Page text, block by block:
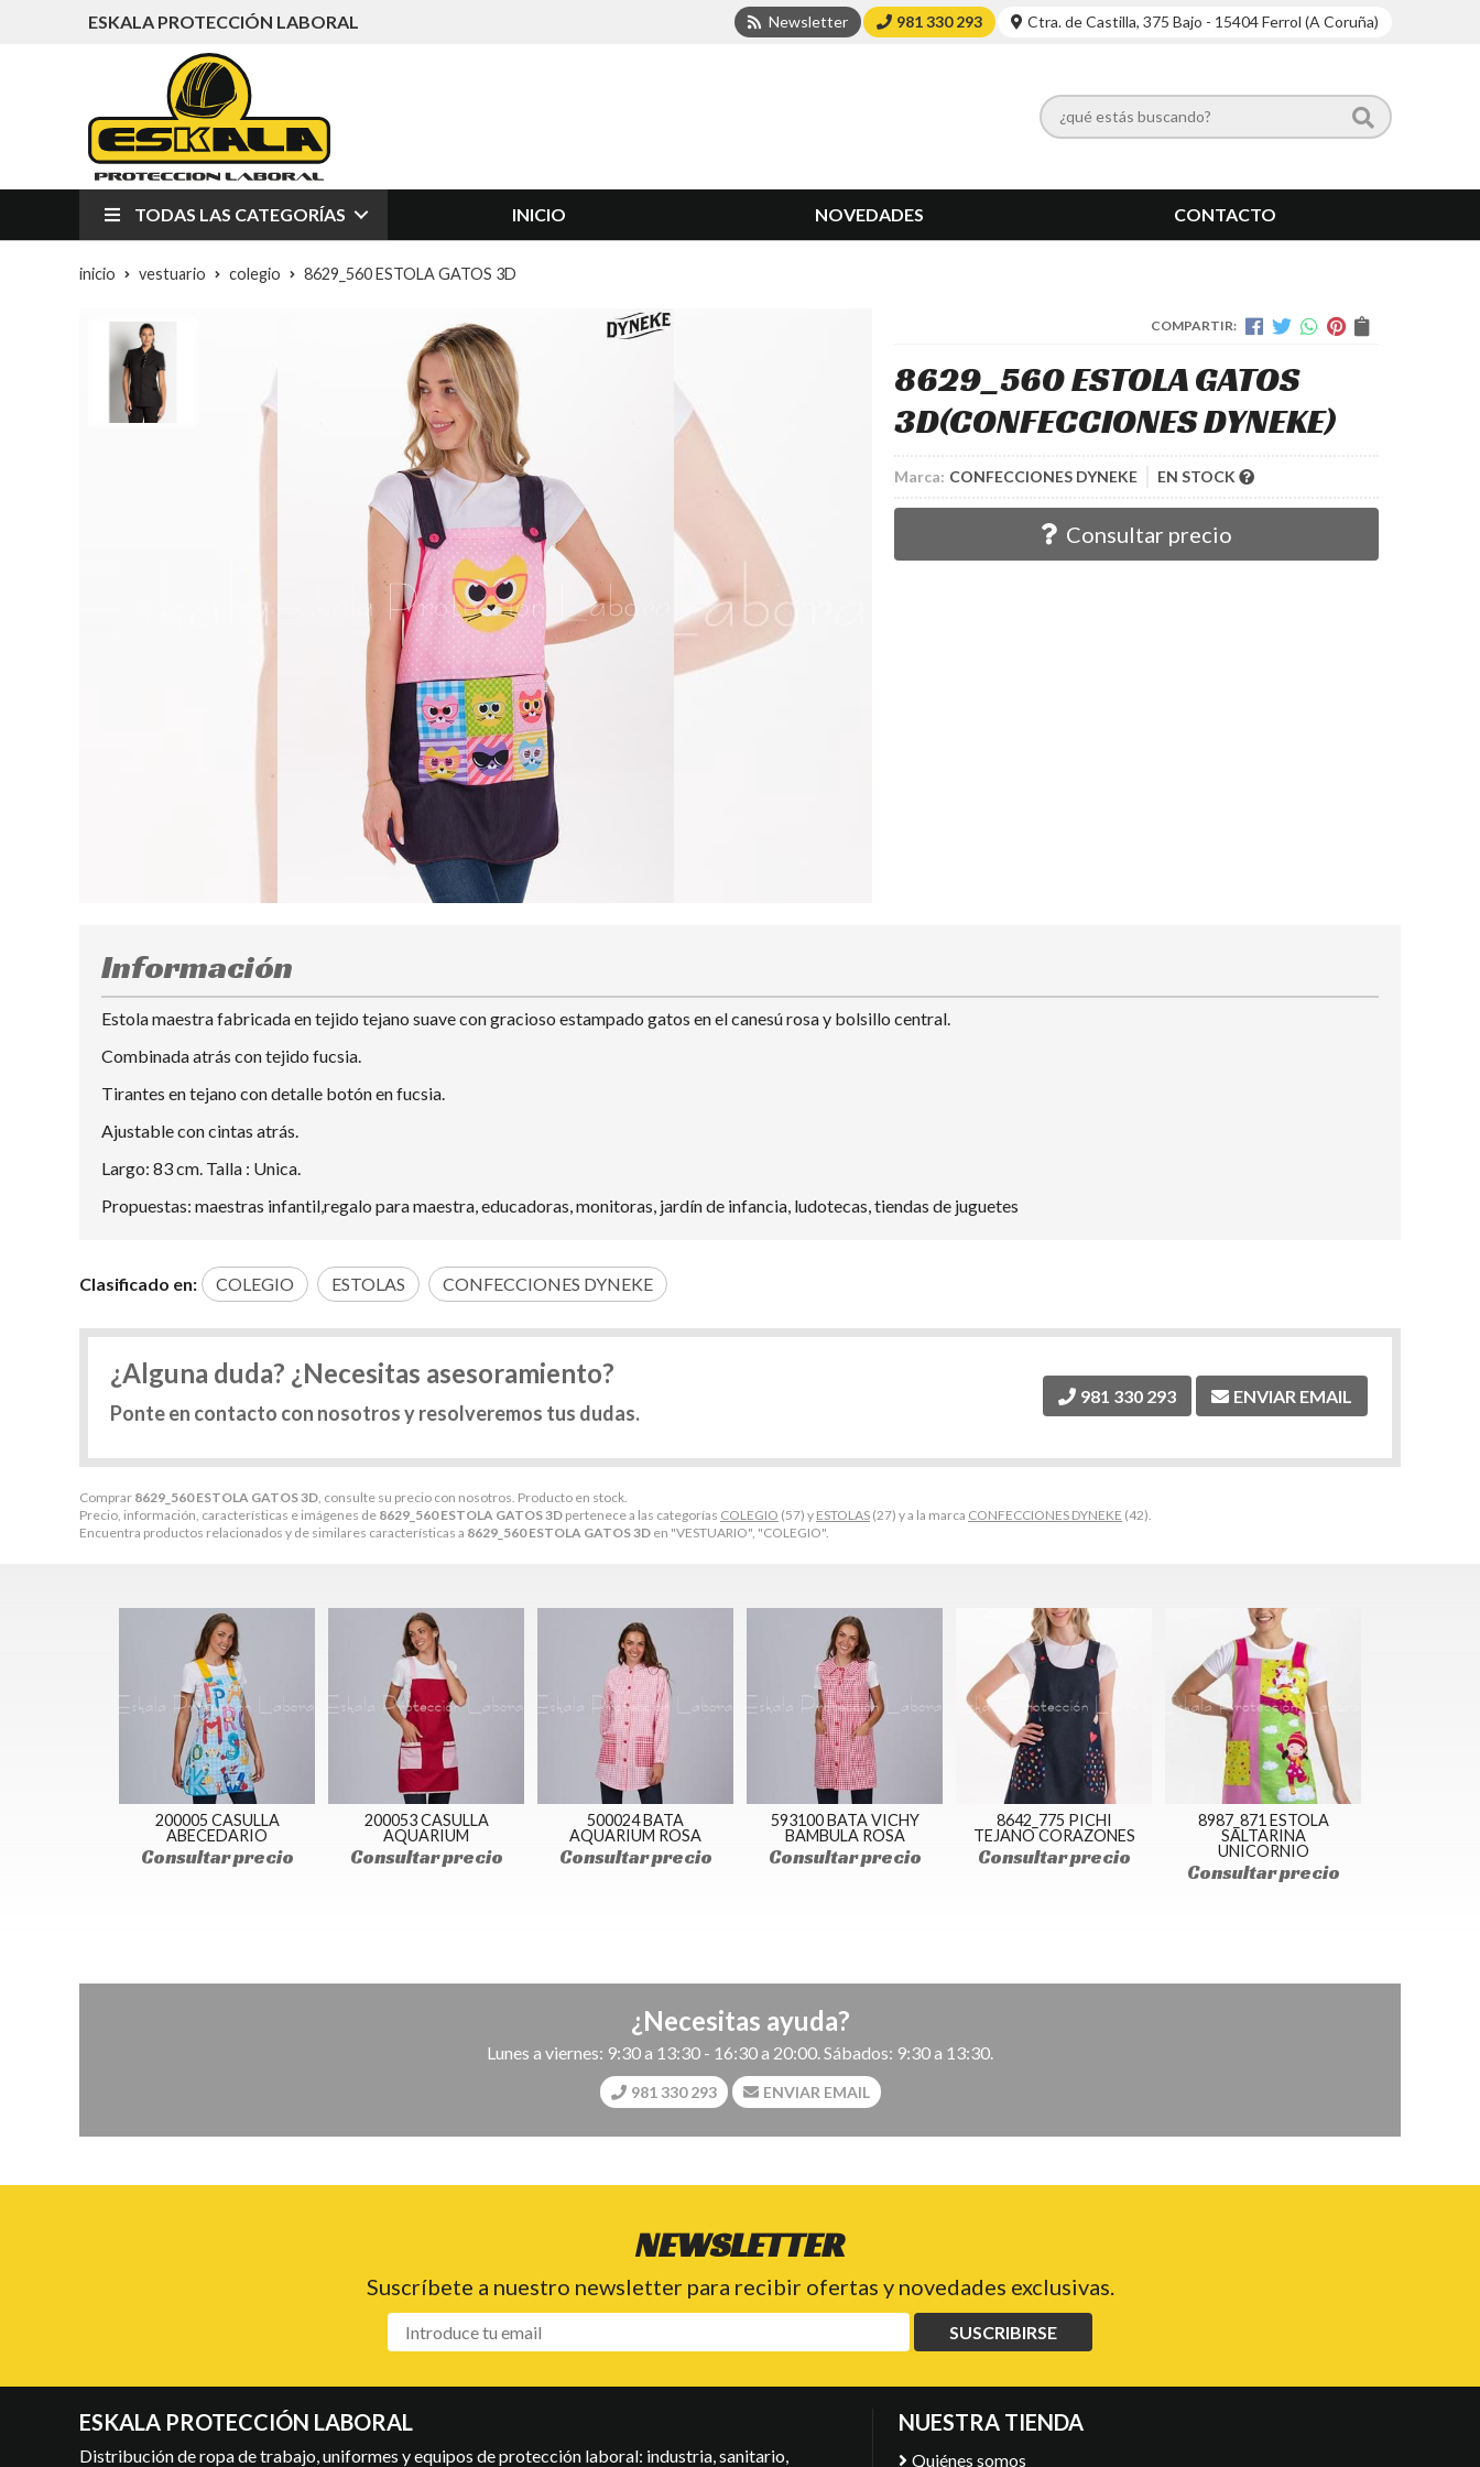
ESKALA PROTECCIÓN LABORAL Newsletter 981 330 293 Ctra. de Castilla, 375 Bajo - 15404 Ferrol (A Coruña)
TODAS LAS CATEGORÍAS INICIO NOVEDADES CONTACTO
inicio vestuario colegio 8629_560 ESTOLA GATOS 3D
COMPARTIR:
8629_560 ESTOLA GATOS
3D(CONFECCIONES DYNEKE)
Marca: CONFECCIONES DYNEKE EN STOCK
Consultar precio
Comprar 8629_560 ESTOLA GATOS 3D, consulte su precio con nosotros. Producto en stock.
Precio, información, características e imágenes de 8629_560 ESTOLA GATOS 3D pertenece a las categorías COLEGIO (57) y ESTOLAS (27) y a la marca CONFECCIONES DYNEKE (42).
Encuentra productos relacionados y de similares características a 8629_560 ESTOLA GATOS 3D en "VESTUARIO", "COLEGIO".
Información
Estola maestra fabricada en tejido tejano suave con gracioso estampado gatos en el canesú rosa y bolsillo central.
Combinada atrás con tejido fucsia.
Tirantes en tejano con detalle botón en fucsia.
Ajustable con cintas atrás.
Largo: 83 cm. Talla : Unica.
Propuestas: maestras infantil,regalo para maestra, educadoras, monitoras, jardín de infancia, ludotecas, tiendas de juguetes
Clasificado en: COLEGIO ESTOLAS CONFECCIONES DYNEKE
¿Alguna duda? ¿Necesitas asesoramiento?
Ponte en contacto con nosotros y resolveremos tus dudas.
981 330 293 ENVIAR EMAIL
200005 CASULLA
ABECEDARIO
Consultar precio
200053 CASULLA
AQUARIUM
Consultar precio
500024 BATA
AQUARIUM ROSA
Consultar precio
593100 BATA VICHY
BAMBULA ROSA
Consultar precio
8642_775 PICHI
TEJANO CORAZONES
Consultar precio
8987_871 ESTOLA
SALTARINA
UNICORNIO
Consultar precio
¿Necesitas ayuda?
Lunes a viernes: 9:30 a 13:30 - 16:30 a 20:00. Sábados: 9:30 a 13:30.
981 330 293 ENVIAR EMAIL
NEWSLETTER
Suscríbete a nuestro newsletter para recibir ofertas y novedades exclusivas.
SUSCRIBIRSE
ESKALA PROTECCIÓN LABORAL
Distribución de ropa de trabajo, uniformes y equipos de protección laboral: industria, sanitario,
NUESTRA TIENDA
Quiénes somos